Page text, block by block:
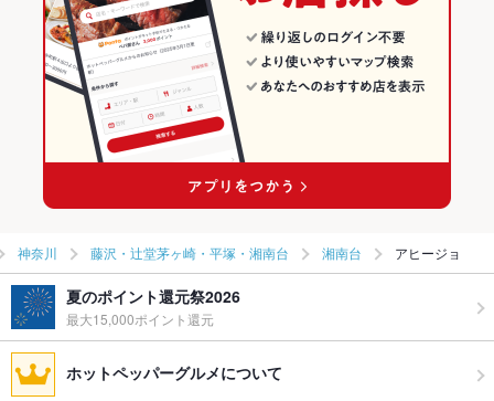
神奈川 藤沢・辻堂茅ヶ崎・平塚・湘南台 湘南台 アヒージョ
夏のポイント還元祭2026
最大15,000ポイント還元
ホットペッパーグルメについて